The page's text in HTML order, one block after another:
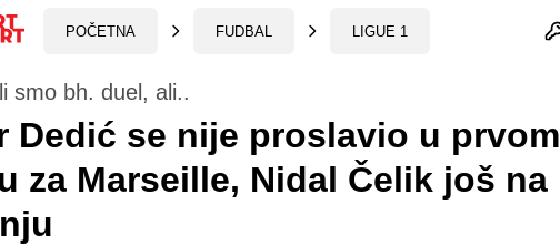
POČETNA FUDBAL LIGUE 1
smo bh. duel, ali..
Dedić se nije proslavio u prvom
za Marseille, Nidal Čelik još na